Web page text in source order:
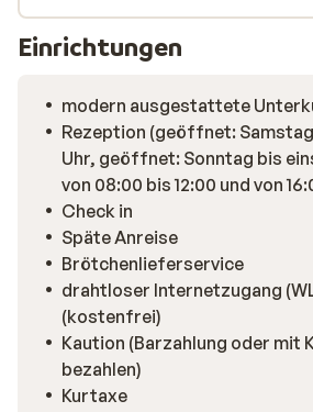
Einrichtungen
modern ausgestattete
Rezeption (geöffnet:
Uhr, geöffnet: Sonntag bis
von 08:00 bis 12:00 und von
Check in
Späte Anreise
Brötchenlieferservice
drahtloser Internetzugang (WLAN) im
(kostenfrei)
Kaution (Barzahlung oder mit
bezahlen)
Kurtaxe